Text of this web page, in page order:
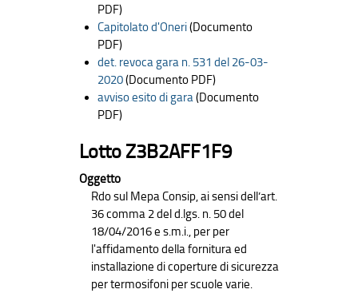
PDF)
Capitolato d'Oneri(Documento
PDF)
det. revoca gara n. 531 del 26-03-
2020(Documento PDF)
avviso esito di gara(Documento
PDF)
Lotto Z3B2AFF1F9
Oggetto
Rdo sul Mepa Consip, ai sensi dell’art.
36 comma 2 del d.lgs. n. 50 del
18/04/2016 e s.m.i., per per
l'affidamento della fornitura ed
installazione di coperture di sicurezza
per termosifoni per scuole varie.